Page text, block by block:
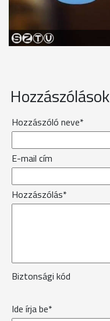
Hozzászólások
Hozzászóló neve*
E-mail cím
Hozzászólás*
Biztonsági kód
Ide írja be*